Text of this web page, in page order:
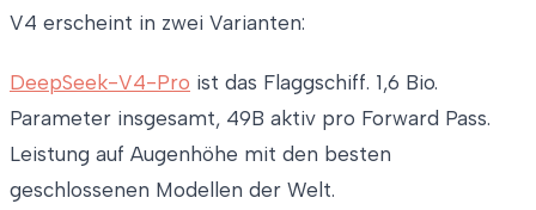
V4 erscheint in zwei Varianten:
DeepSeek-V4-Pro ist das Flaggschiff. 1,6 Bio.
Parameter insgesamt, 49B aktiv pro Forward Pass.
Leistung auf Augenhöhe mit den besten
geschlossenen Modellen der Welt.